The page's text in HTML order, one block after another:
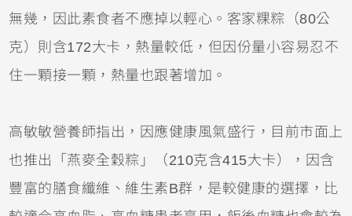
無幾，因此素食者不應掉以輕心。客家粿粽（80公
克）則含172大卡，熱量較低，但因份量小容易忍不
住一顆接一顆，熱量也跟著增加。
高敏敏營養師指出，因應健康風氣盛行，目前市面上
也推出「燕麥全穀粽」（210克含415大卡），因含
豐富的膳食纖維、維生素B群，是較健康的選擇，比